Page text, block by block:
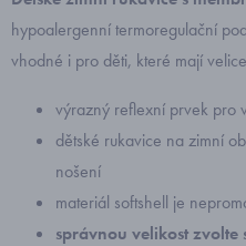
hypoalergenní termoregulační
vhodné i pro děti, které mají
výrazný reflexní prvek pro
dětské rukavice na zimní
nošení
materiál softshell je
správnou velikost